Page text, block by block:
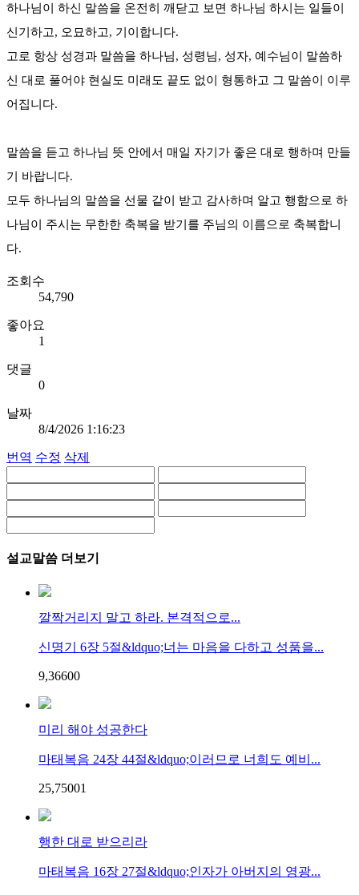
하나님이 하신 말씀을 온전히 깨닫고 보면 하나님 하시는 일들이
신기하고, 오묘하고, 기이합니다.
고로 항상 성경과 말씀을 하나님, 성령님, 성자, 예수님이 말씀하
신 대로 풀어야 현실도 미래도 끝도 없이 형통하고 그 말씀이 이루
어집니다.
말씀을 듣고 하나님 뜻 안에서 매일 자기가 좋은 대로 행하며 만들
기 바랍니다.
모두 하나님의 말씀을 선물 같이 받고 감사하며 알고 행함으로 하
나님이 주시는 무한한 축복을 받기를 주님의 이름으로 축복합니
다.
조회수
54,790
좋아요
1
댓글
0
날짜
8/4/2026 1:16:23
번역 수정 삭제
설교말씀 더보기
깔짝거리지 말고 하라. 본격적으로...
신명기 6장 5절&ldquo;너는 마음을 다하고 성품을...
9,36600
미리 해야 성공한다
마태복음 24장 44절&ldquo;이러므로 너희도 예비...
25,75001
행한 대로 받으리라
마태복음 16장 27절&ldquo;인자가 아버지의 영광...